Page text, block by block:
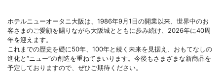
ホテルニューオータニ大阪は、1986年9月1日の開業以来、世界中のお
客さまのご愛顧を賜りながら大阪城とともに歩み続け、2026年に40周
年を迎えます。
これまでの歴史を礎に50年、100年と続く未来を見据え、おもてなしの
進化と“ニュー”の創造を重ねてまいります。今後もさまざまな新商品を
予定しておりますので、ぜひご期待ください。